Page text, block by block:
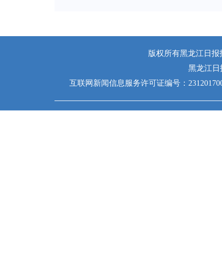
版权所有黑龙江日报
黑龙江日
互联网新闻信息服务许可证编号：